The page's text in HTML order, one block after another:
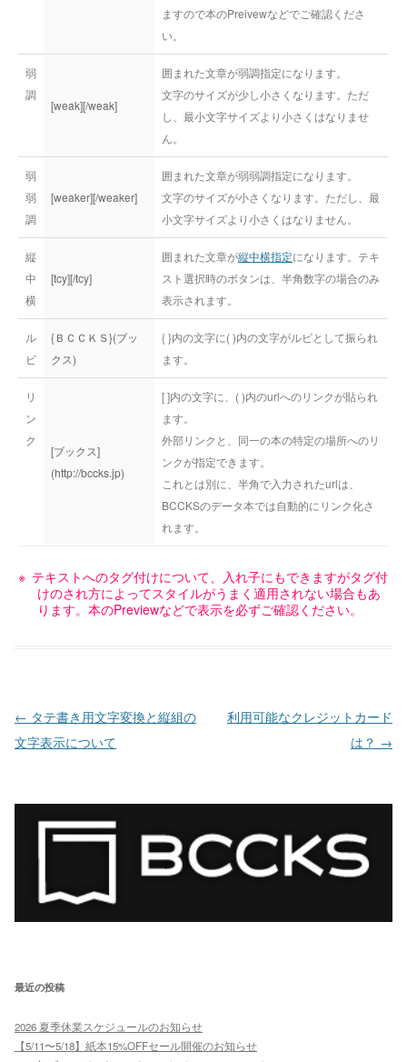
ますので本のPreivewなどでご確認くださ
い。
弱
調
[weak][/weak]
囲まれた文章が弱調指定になります。
文字のサイズが少し小さくなります。ただ
し、最小文字サイズより小さくはなりませ
ん。
弱
弱
調
[weaker][/weaker]
囲まれた文章が弱弱調指定になります。
文字のサイズが小さくなります。ただし、最
小文字サイズより小さくはなりません。
縦
中
横
[tcy][/tcy]
囲まれた文章が縦中横指定になります。テキ
スト選択時のボタンは、半角数字の場合のみ
表示されます。
ル
ビ
{ＢＣＣＫＳ}(ブッ
クス)
{ }内の文字に( )内の文字がルビとして振られ
ます。
リ
ン
ク
[ブックス]
(http://bccks.jp)
[ ]内の文字に、( )内のurlへのリンクが貼られ
ます。
外部リンクと、同一の本の特定の場所へのリ
ンクが指定できます。
これとは別に、半角で入力されたurlは、
BCCKSのデータ本では自動的にリンク化さ
れます。
テキストへのタグ付けについて、入れ子にもできますがタグ付
けのされ方によってスタイルがうまく適用されない場合もあ
ります。本のPreviewなどで表示を必ずご確認ください。
投稿ナビゲーション
← タテ書き用文字変換と縦組の
文字表示について
利用可能なクレジットカード
は？ →
最近の投稿
2026 夏季休業スケジュールのお知らせ
【5/11〜5/18】紙本15%OFFセール開催のお知らせ